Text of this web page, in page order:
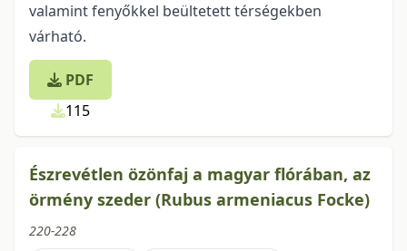
valamint fenyőkkel beültetett térségekben
várható.
PDF
115
Észrevétlen özönfaj a magyar flórában, az
örmény szeder (Rubus armeniacus Focke)
220-228